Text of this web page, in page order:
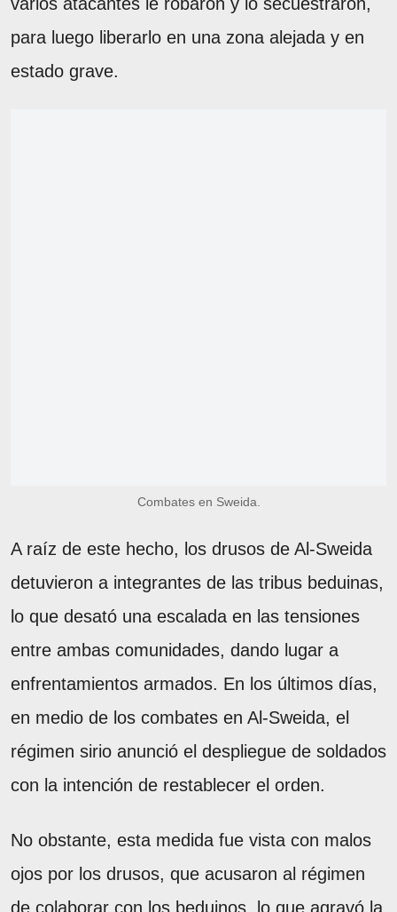
para luego liberarlo en una zona alejada y en
estado grave.
Combates en Sweida.
A raíz de este hecho, los drusos de Al-Sweida
detuvieron a integrantes de las tribus beduinas,
lo que desató una escalada en las tensiones
entre ambas comunidades, dando lugar a
enfrentamientos armados. En los últimos días,
en medio de los combates en Al-Sweida, el
régimen sirio anunció el despliegue de soldados
con la intención de restablecer el orden.
No obstante, esta medida fue vista con malos
ojos por los drusos, que acusaron al régimen
de colaborar con los beduinos, lo que agravó la